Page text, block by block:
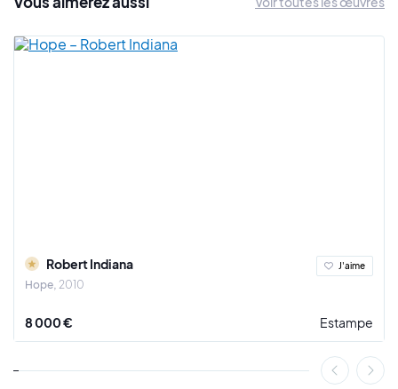
Robert Indiana
Hope 2010
J'aime
8 000 € Estampe